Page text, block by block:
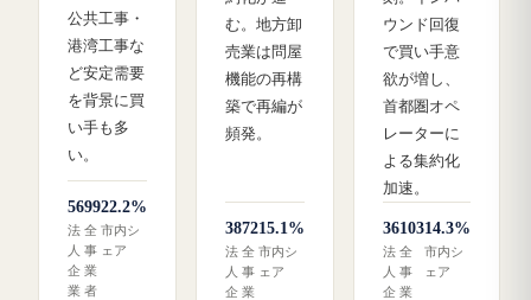
公共工事・
港湾工事な
ど安定需要
を背景に買
い手も多
い。
56
法
人
企
業
99
全
事
業
者
22.2%
市内シ
ェア
む。地方卸
売業は問屋
機能の再構
築で再編が
頻発。
38
法
人
企
72
全
事
業
15.1%
市内シ
ェア
ウンド回復
で買い手意
欲が増し、
首都圏オペ
レーターに
よる集約化
加速。
36
法
人
企
103
全
事
業
14.3%
市内シ
ェア